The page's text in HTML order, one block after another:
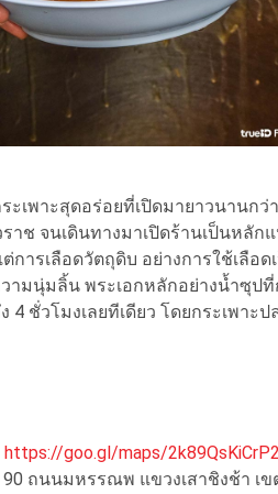
เพาะสุดอร่อยที่เปิดมายาวนานกว่
ราช จนเดินทางมาเปิดร้านเป็นหลั
การเลือดวัตถุดิบ อย่างการใช้เลือ
ามนุ่มลิ้น พระเอกหลักอย่างน้ำซุป
4 ชั่วโมงเลยทีเดียว โดยกระเพาะ
https://goo.gl/maps/
90 ถนนมหรรณพ แขวงเสาชิงช้า เ